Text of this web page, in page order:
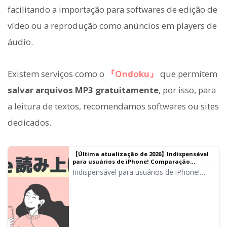
facilitando a importação para softwares de edição de
vídeo ou a reprodução como anúncios em players de
áudio.
Existem serviços como o 『Ondoku』 que permitem
salvar arquivos MP3 gratuitamente, por isso, para
a leitura de textos, recomendamos softwares ou sites
dedicados.
【Última atualização de 2026】Indispensável
para usuários de iPhone! Comparação
completa de 8 aplicativos recomendados para
leitura automática de textos
Indispensável para usuários de iPhone!